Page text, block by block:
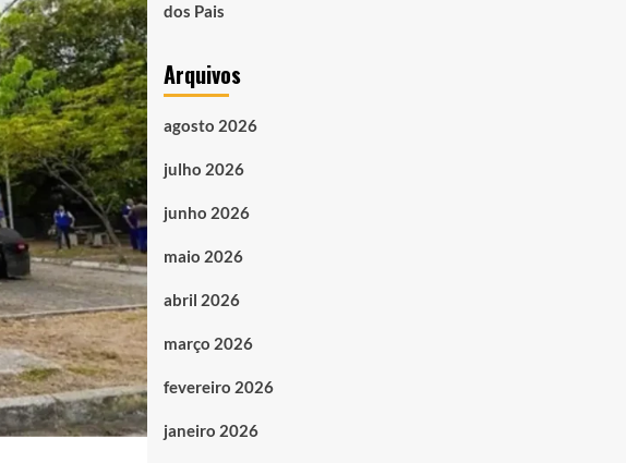
dos Pais
Arquivos
agosto 2026
julho 2026
junho 2026
maio 2026
abril 2026
março 2026
fevereiro 2026
janeiro 2026